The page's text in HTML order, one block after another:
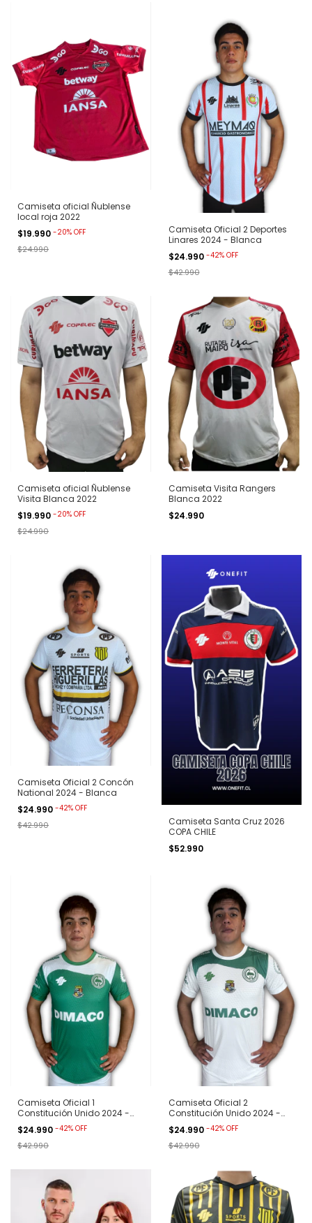
Camiseta oficial Ñublense
local roja 2022
$19.990 -20% OFF
$24.990
Camiseta Oficial 2 Deportes
Linares 2024 - Blanca
$24.990 -42% OFF
$42.990
Camiseta oficial Ñublense
Visita Blanca 2022
$19.990 -20% OFF
$24.990
Camiseta Visita Rangers
Blanca 2022
$24.990
Camiseta Oficial 2 Concón
National 2024 - Blanca
$24.990 -42% OFF
$42.990
Camiseta Santa Cruz 2026
COPA CHILE
$52.990
Camiseta Oficial 1
Constitución Unido 2024 -
Verde
$24.990 -42% OFF
$42.990
Camiseta Oficial 2
Constitución Unido 2024 -
Blanca
$24.990 -42% OFF
$42.990